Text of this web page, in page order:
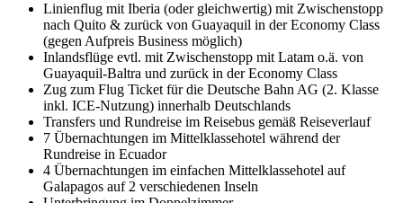
Linienflug mit Iberia (oder gleichwertig) mit Zwischenstopp
nach Quito & zurück von Guayaquil in der Economy Class
(gegen Aufpreis Business möglich)
Inlandsflüge evtl. mit Zwischenstopp mit Latam o.ä. von
Guayaquil-Baltra und zurück in der Economy Class
Zug zum Flug Ticket für die Deutsche Bahn AG (2. Klasse
inkl. ICE-Nutzung) innerhalb Deutschlands
Transfers und Rundreise im Reisebus gemäß Reiseverlauf
7 Übernachtungen im Mittelklassehotel während der
Rundreise in Ecuador
4 Übernachtungen im einfachen Mittelklassehotel auf
Galapagos auf 2 verschiedenen Inseln